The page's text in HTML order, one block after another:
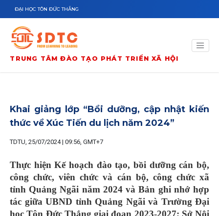
Nhảy đến nội dung
ĐẠI HỌC TÔN ĐỨC THẮNG
TRUNG TÂM ĐÀO TẠO PHÁT TRIỂN XÃ HỘI
Khai giảng lớp “Bồi dưỡng, cập nhật kiến
thức về Xúc Tiến du lịch năm 2024”
TDTU, 25/07/2024 | 09:56, GMT+7
Thực hiện Kế hoạch đào tạo, bồi dưỡng cán bộ,
công chức, viên chức và cán bộ, công chức xã
tỉnh Quảng Ngãi năm 2024 và Bản ghi nhớ hợp
tác giữa UBND tỉnh Quảng Ngãi và Trường Đại
học Tôn Đức Thắng giai đoạn 2023-2027; Sở Nội